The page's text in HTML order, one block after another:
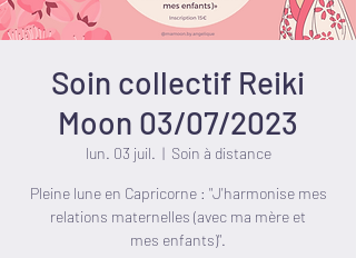
Soin collectif Reiki
Moon 03/07/2023
lun. 03 juil.
  |
Soin à distance
Pleine lune en Capricorne : "J'harmonise mes
relations maternelles (avec ma mère et
mes enfants)".